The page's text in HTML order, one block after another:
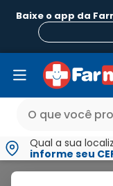
Baixe o app da
Qual a sua
informe seu